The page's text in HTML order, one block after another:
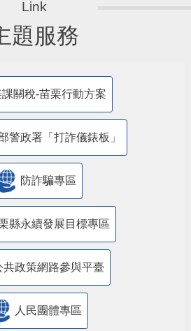
題服務
課關稅-苗栗行動方案
警政署「打詐儀錶板」
防詐騙專區
縣永續發展目標專區
共政策網路參與平臺
人民團體專區